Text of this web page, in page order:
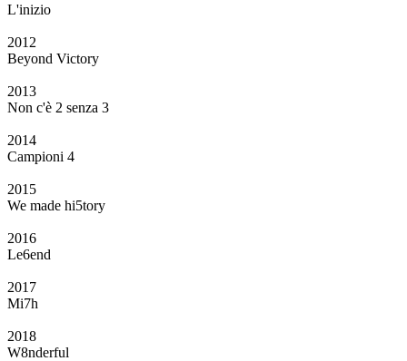
L'inizio
2012
Beyond Victory
2013
Non c'è 2 senza 3
2014
Campioni 4
2015
We made hi5tory
2016
Le6end
2017
Mi7h
2018
W8nderful